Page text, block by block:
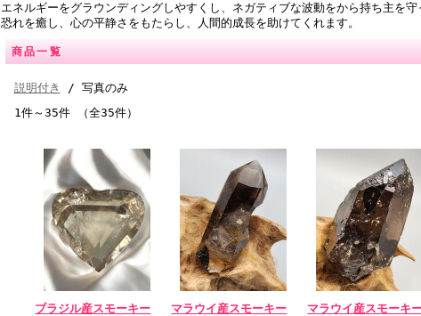
エネルギーをグラウンディングしやすくし、ネガティブな波動をから持ち主を
恐れを癒し、心の平静さをもたらし、人間的成長を助けてくれます。
商品一覧
説明付き
/ 写真のみ
1件～35件 （全35件）
ブラジル産スモーキー
マラウイ産スモーキー
マラウイ産スモーキ